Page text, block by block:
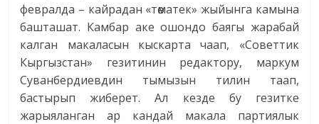
февралда – кайрадан «төөматек» жыйынга камына
башташат. Камбар аке ошондо баягы жарабай
калган макаласын кыскарта чаап, «Советтик
Кыргызстан» гезитинин редактору, маркум
Суванбердиевдин тымызын тилин таап,
бастырып жиберет. Ал кезде бу гезитке
жарыяланган ар кандай макала партиялык